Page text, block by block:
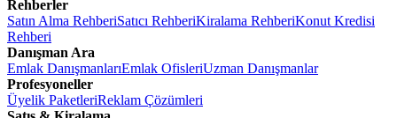
Rehberler
Satın Alma RehberiSatıcı RehberiKiralama RehberiKonut Kredisi
Rehberi
Danışman Ara
Emlak DanışmanlarıEmlak OfisleriUzman Danışmanlar
Profesyoneller
Üyelik PaketleriReklam Çözümleri